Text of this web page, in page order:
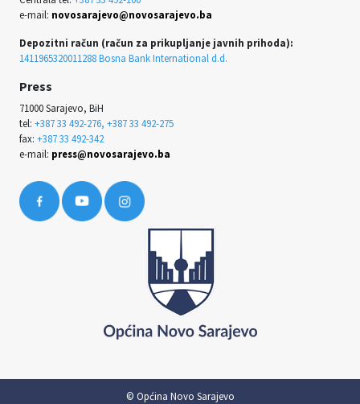
e-mail: novosarajevo@novosarajevo.ba
Depozitni račun (račun za prikupljanje javnih prihoda):
1411965320011288 Bosna Bank International d.d.
Press
71000 Sarajevo, BiH
tel: +387 33 492-276, +387 33 492-275
fax: +387 33 492-342
e-mail: press@novosarajevo.ba
© Općina Novo Sarajevo